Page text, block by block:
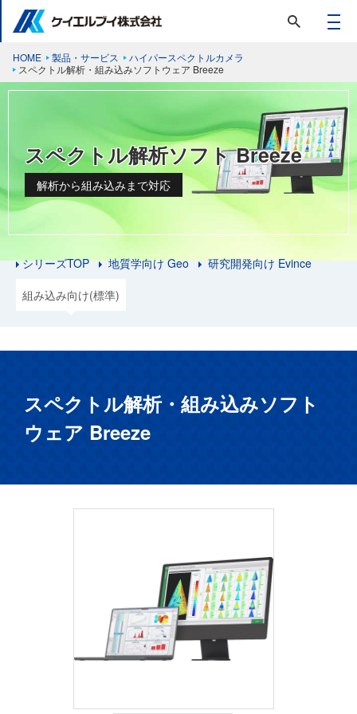
HOME 製品・サービス
ハイパースペクトルカメラ
スペクトル解析・組み込みソフトウェア Breeze
スペクトル解析ソフト Breeze
解析から組み込みまで対応
シリーズTOP 地質学向け Geo
研究開発向け Evince
組み込み向け(標準)
スペクトル解析・組み込みソフト
ウェア Breeze